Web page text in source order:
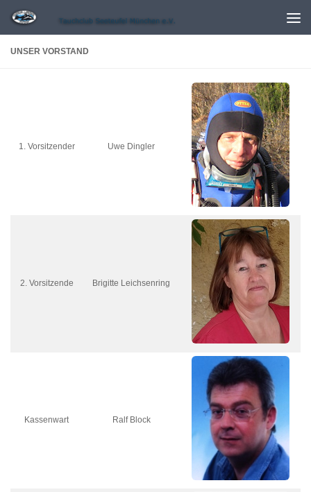
Zum Inhalt springen
UNSER VORSTAND
1. Vorsitzender Uwe Dingler
2. Vorsitzende Brigitte Leichsenring
Kassenwart Ralf Block